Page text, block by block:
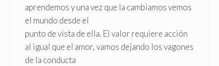
aprendemos y una vez que la cambiamos vemos
el mundo desde el
punto de vista de ella. El valor requiere acción
al igual que el amor, vamos dejando los vagones
de la conducta